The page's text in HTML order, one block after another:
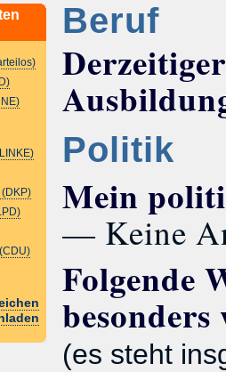
(DKP)
(CDU)
Beruf
Politik
Mein
— Keine
Folgende
(es steht